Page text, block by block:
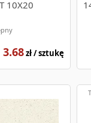
i kolorów,
10X20
3.68zł / sztukę